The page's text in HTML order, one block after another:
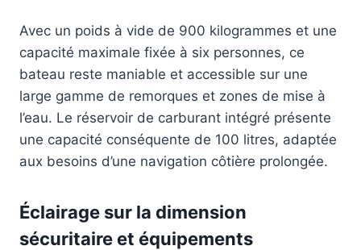
Avec un poids à vide de 900 kilogrammes et une
capacité maximale fixée à six personnes, ce
bateau reste maniable et accessible sur une
large gamme de remorques et zones de mise à
l’eau. Le réservoir de carburant intégré présente
une capacité conséquente de 100 litres, adaptée
aux besoins d’une navigation côtière prolongée.
Éclairage sur la dimension
sécuritaire et équipements